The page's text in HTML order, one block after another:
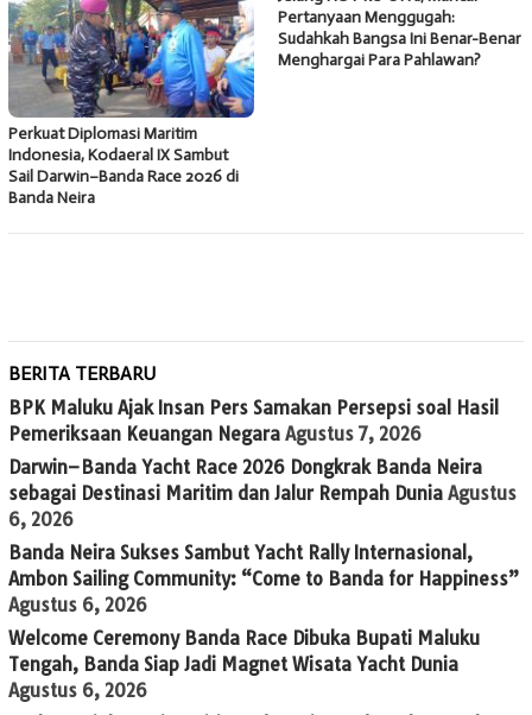
Perkuat Diplomasi Maritim
Indonesia, Kodaeral IX Sambut
Sail Darwin–Banda Race 2026 di
Banda Neira
Pertanyaan Menggugah:
Sudahkah Bangsa Ini Benar-Benar
Menghargai Para Pahlawan?
BERITA TERBARU
BPK Maluku Ajak Insan Pers Samakan Persepsi soal Hasil
Pemeriksaan Keuangan Negara Agustus 7, 2026
Darwin–Banda Yacht Race 2026 Dongkrak Banda Neira
sebagai Destinasi Maritim dan Jalur Rempah Dunia Agustus
6, 2026
Banda Neira Sukses Sambut Yacht Rally Internasional,
Ambon Sailing Community: “Come to Banda for Happiness”
Agustus 6, 2026
Welcome Ceremony Banda Race Dibuka Bupati Maluku
Tengah, Banda Siap Jadi Magnet Wisata Yacht Dunia
Agustus 6, 2026